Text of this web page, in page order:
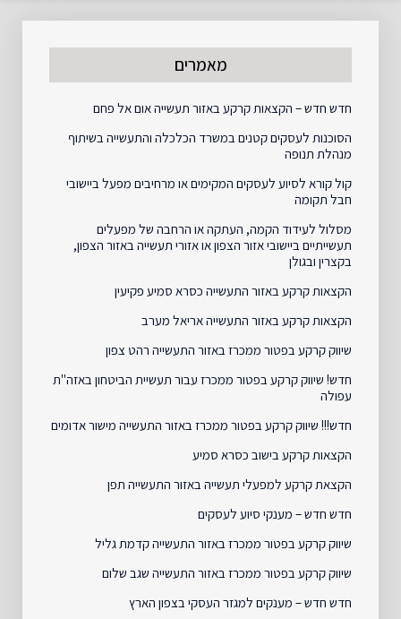
מאמרים
חדש חדש – הקצאות קרקע באזור תעשייה אום אל פחם
הסוכנות לעסקים קטנים במשרד הכלכלה והתעשייה בשיתוף
מנהלת תנופה
קול קורא לסיוע לעסקים המקימים או מרחיבים מפעל ביישובי
חבל תקומה
מסלול לעידוד הקמה, העתקה או הרחבה של מפעלים
תעשייתיים ביישובי אזור הצפון או אזורי תעשייה באזור הצפון,
בקצרין ובגולן
הקצאות קרקע באזור התעשייה כסרא סמיע פקיעין
הקצאות קרקע באזור התעשייה אריאל מערב
שיווק קרקע בפטור ממכרז באזור התעשייה רהט צפון
חדש! שיווק קרקע בפטור ממכרז עבור תעשיית הביטחון באזה"ת
עפולה
חדש!!! שיווק קרקע בפטור ממכרז באזור התעשייה מישור אדומים
הקצאות קרקע בישוב כסרא סמיע
הקצאת קרקע למפעלי תעשייה באזור התעשייה תפן
חדש חדש – מענקי סיוע לעסקים
שיווק קרקע בפטור ממכרז באזור התעשייה קדמת גליל
שיווק קרקע בפטור ממכרז באזור התעשייה שגב שלום
חדש חדש – מענקים למגזר העסקי בצפון הארץ